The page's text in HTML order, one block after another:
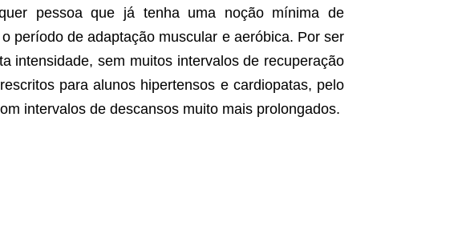
pessoa que já tenha uma noção mínima de
período de adaptação muscular e aeróbica. Por ser
intensidade, sem muitos intervalos de recuperação
para alunos hipertensos e cardiopatas, pelo
intervalos de descansos muito mais prolongados.